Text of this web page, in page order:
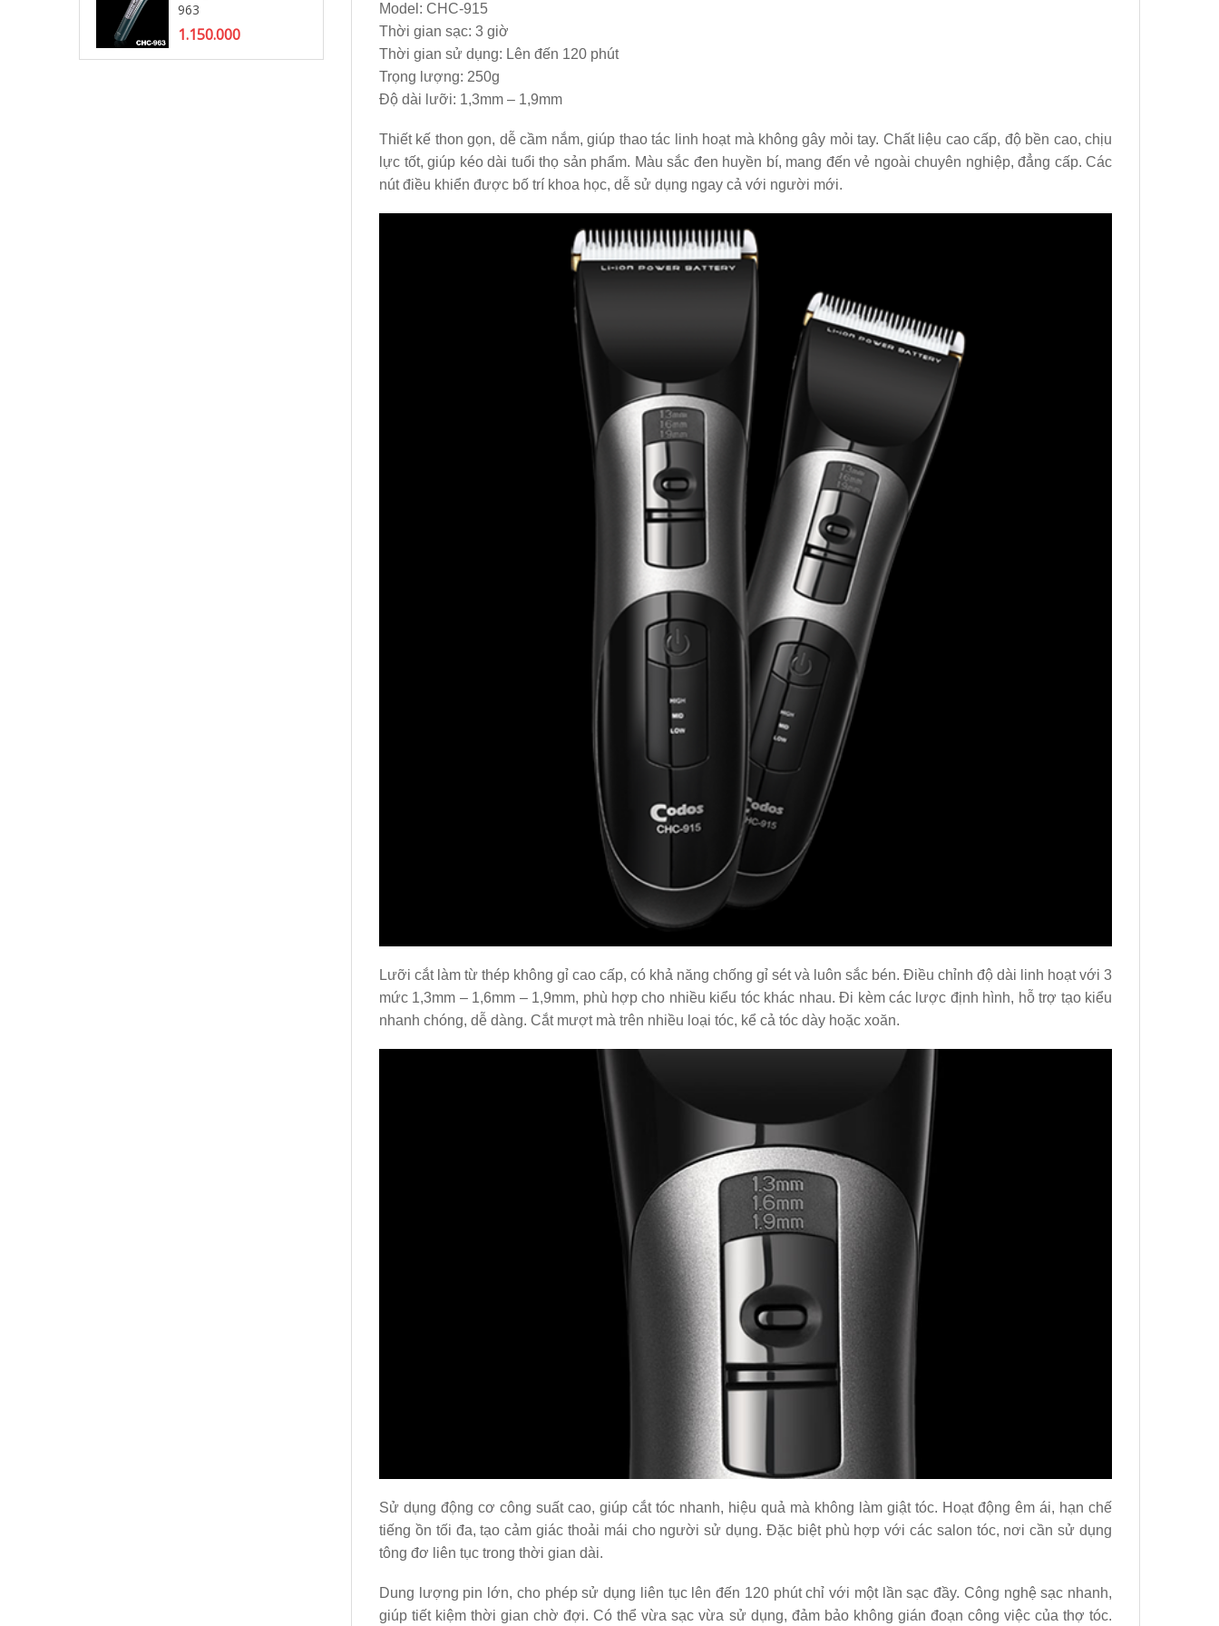
963
1.150.000
Tông đơ Codos 982
2.100.000
Model: CHC-915
Thời gian sạc: 3 giờ
Thời gian sử dụng: Lên đến 120 phút
Trọng lượng: 250g
Độ dài lưỡi: 1,3mm – 1,9mm
Thiết kế thon gọn, dễ cầm nắm, giúp thao tác linh hoạt mà không gây mỏi tay. Chất liệu cao cấp, độ bền cao, chịu
lực tốt, giúp kéo dài tuổi thọ sản phẩm. Màu sắc đen huyền bí, mang đến vẻ ngoài chuyên nghiệp, đẳng cấp. Các
nút điều khiển được bố trí khoa học, dễ sử dụng ngay cả với người mới.
Lưỡi cắt làm từ thép không gỉ cao cấp, có khả năng chống gỉ sét và luôn sắc bén. Điều chỉnh độ dài linh hoạt với 3
mức 1,3mm – 1,6mm – 1,9mm, phù hợp cho nhiều kiểu tóc khác nhau. Đi kèm các lược định hình, hỗ trợ tạo kiểu
nhanh chóng, dễ dàng. Cắt mượt mà trên nhiều loại tóc, kể cả tóc dày hoặc xoăn.
Sử dụng động cơ công suất cao, giúp cắt tóc nhanh, hiệu quả mà không làm giật tóc. Hoạt động êm ái, hạn chế
tiếng ồn tối đa, tạo cảm giác thoải mái cho người sử dụng. Đặc biệt phù hợp với các salon tóc, nơi cần sử dụng
tông đơ liên tục trong thời gian dài.
Dung lượng pin lớn, cho phép sử dụng liên tục lên đến 120 phút chỉ với một lần sạc đầy. Công nghệ sạc nhanh,
giúp tiết kiệm thời gian chờ đợi. Có thể vừa sạc vừa sử dụng, đảm bảo không gián đoạn công việc của thợ tóc.